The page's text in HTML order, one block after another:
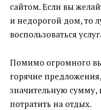
сайтом. Если вы
и недорогой дом, то
воспользоваться
Помимо огромного
горячие
значительную сумму,
потратить на отдых.